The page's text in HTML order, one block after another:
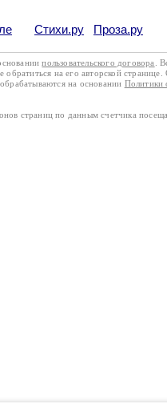
Стихи.ру Проза.ру
пользовательского договора
.
на его авторской странице.
на основании Политики
страниц по данным счетчика